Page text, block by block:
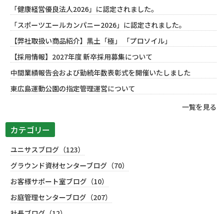
「健康経営優良法人2026」に認定されました。
「スポーツエールカンパニー2026」に認定されました。
【弊社取扱い商品紹介】黒土「極」 「プロソイル」
【採用情報】2027年度 新卒採用募集について
中間業績報告会および勤続年数表彰式を開催いたしました
東広島運動公園の指定管理運営について
一覧を見る
カテゴリー
ユニサスブログ（123）
グラウンド資材センターブログ（70）
お客様サポート室ブログ（10）
お庭管理センターブログ（207）